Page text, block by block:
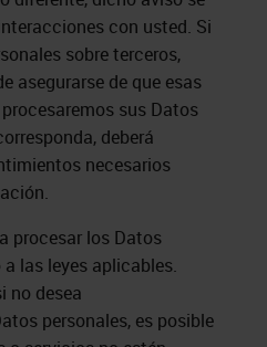
con usted. Si
sobre terceros,
asegurarse de que esas
sus Datos
deberá
necesarios
procesar los Datos
las leyes aplicables.
no desea
personales, es posible